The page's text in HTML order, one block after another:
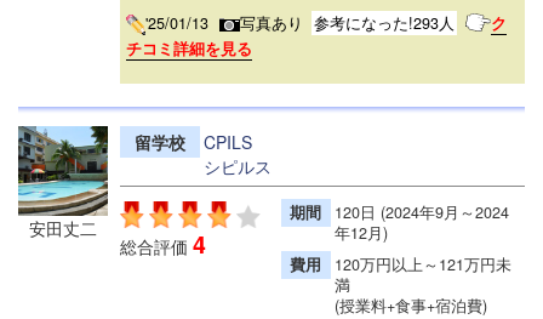
'25/01/13 写真あり 参考になった!293人
ク
チコミ詳細を見る
安田丈二
留学校
CPILS
シピルス
総合評価 4
期間
120日 (2024年9月～2024
年12月)
費用
120万円以上～121万円未
満
(授業料+食事+宿泊費)